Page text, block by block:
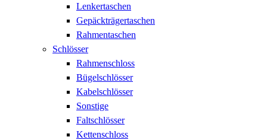
Lenkertaschen
Gepäckträgertaschen
Rahmentaschen
Schlösser
Rahmenschloss
Bügelschlösser
Kabelschlösser
Sonstige
Faltschlösser
Kettenschloss